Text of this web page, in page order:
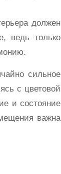
должен
ведь только
сильное
с цветовой
и состояние
важна